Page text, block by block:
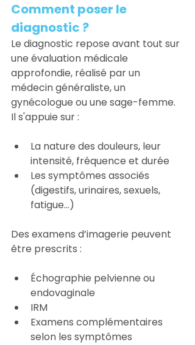
Comment poser le
diagnostic ?
Le diagnostic repose avant tout sur
une évaluation médicale
approfondie, réalisé par un
médecin généraliste, un
gynécologue ou une sage-femme.
Il s'appuie sur :
La nature des douleurs, leur
intensité, fréquence et durée
Les symptômes associés
(digestifs, urinaires, sexuels,
fatigue…)
Des examens d’imagerie peuvent
être prescrits :
Échographie pelvienne ou
endovaginale
IRM
Examens complémentaires
selon les symptômes